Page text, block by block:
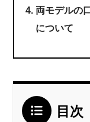
両モデルの
について
目次